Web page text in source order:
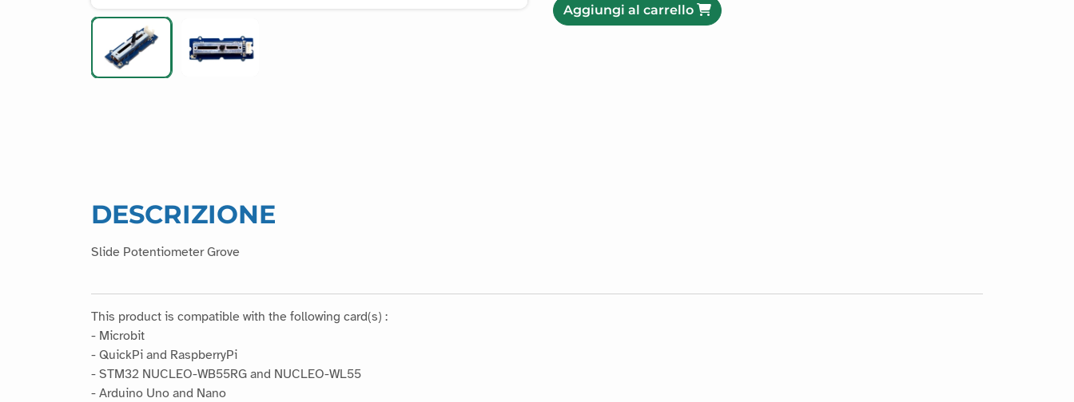
Aggiungi al carrello
DESCRIZIONE
Slide Potentiometer Grove
This product is compatible with the following card(s) :
- Microbit
- QuickPi and RaspberryPi
- STM32 NUCLEO-WB55RG and NUCLEO-WL55
- Arduino Uno and Nano